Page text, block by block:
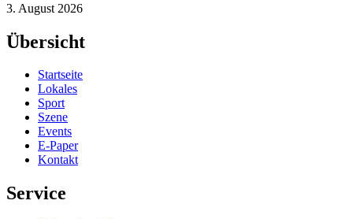
3. August 2026
Übersicht
Startseite
Lokales
Sport
Szene
Events
E-Paper
Kontakt
Service